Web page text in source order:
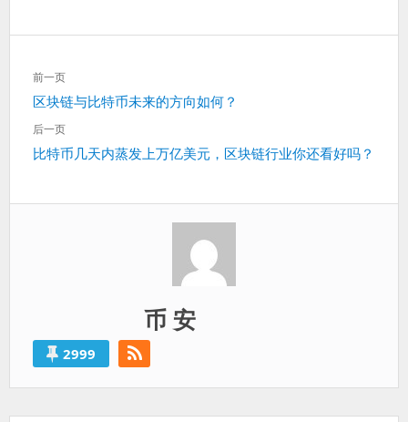
文
章
导
航
前一页
上
一
区块链与比特币未来的方向如何？
后一页
下
比特币几天内蒸发上万亿美元，区块链行业你还看好吗？
币 安
2999